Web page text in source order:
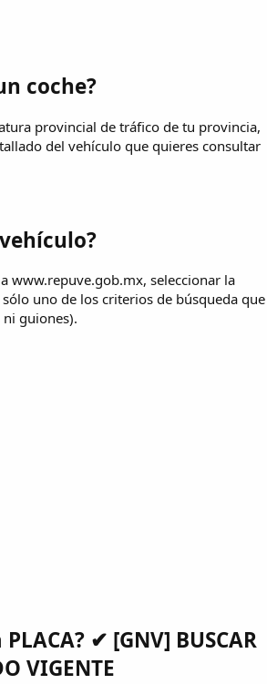
coche?
provincial de tráfico de tu provincia,
del vehículo que quieres consultar
www.repuve.gob.mx, seleccionar la
uno de los criterios de búsqueda que
guiones).
✔ [GNV] BUSCAR
VIGENTE